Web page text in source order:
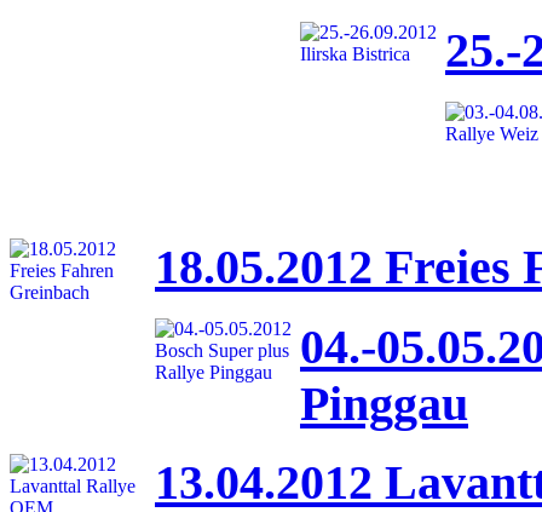
25.-
18.05.2012
04.-
Pinggau
13.04.2012